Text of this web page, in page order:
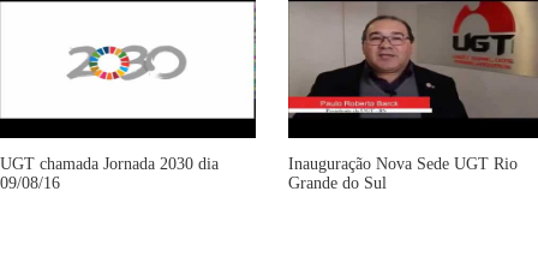
UGT chamada Jornada 2030 dia
09/08/16
Inauguração Nova Sede UGT Rio
Grande do Sul